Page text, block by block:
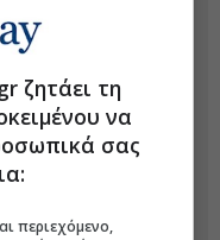
ζητάει τη
να
σας
περιεχόμενο,